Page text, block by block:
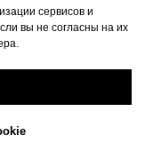
сервисов и
вы не согласны на их